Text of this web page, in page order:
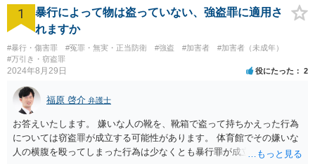
1
暴行によって物は盗っていない、強盗罪に適用さ
れますか
#暴行・傷害罪 #冤罪・無実・正当防衛 #強盗 #加害者
#加害者（未成年）
#万引き・窃盗罪
2024年8月29日 役にたった 2
福原 啓介 弁護士
お答えいたします。 嫌いな人の靴を、靴箱で盗って持ちかえった行為
については窃盗罪が成立する可能性があります。 体育館でその嫌いな
人の横腹を殴ってしまった行為は少なくとも暴行罪が成立する可能性